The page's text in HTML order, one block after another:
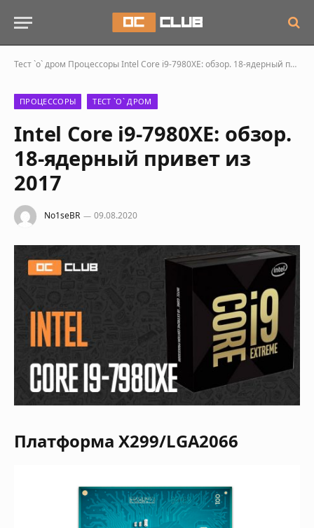
Тест `о` дром ПроцессорыIntel Core i9-7980XE: обзор. 18-ядерный привет из 2017
ПРОЦЕССОРЫ ТЕСТ `О` ДРОМ
Intel Core i9-7980XE: обзор.
18-ядерный привет из
2017
No1seBR 09.08.2020
Платформа X299/LGA2066